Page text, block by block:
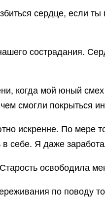
сердце, если
сострадания.
когда мой юный
смогли покрыться
искренне. По
себе. Я даже
освободила
по поводу